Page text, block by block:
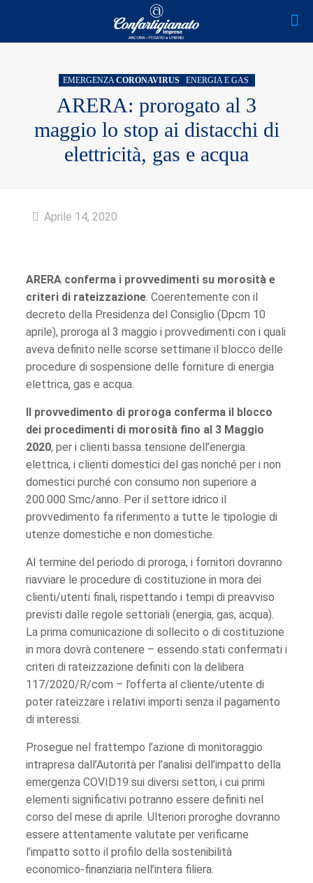
EMERGENZACORONAVIRUS ENERGIA E GAS
ARERA: prorogato al 3
maggio lo stop ai distacchi di
elettricità, gas e acqua
Aprile 14, 2020
ARERA conferma i provvedimenti su morosità e
criteri di rateizzazione. Coerentemente con il
decreto della Presidenza del Consiglio (Dpcm 10
aprile), proroga al 3 maggio i provvedimenti con i quali
aveva definito nelle scorse settimane il blocco delle
procedure di sospensione delle forniture di energia
elettrica, gas e acqua.
Il provvedimento di proroga conferma il blocco
dei procedimenti di morosità fino al 3 Maggio
2020, per i clienti bassa tensione dell’energia
elettrica, i clienti domestici del gas nonché per i non
domestici purché con consumo non superiore a
200.000 Smc/anno. Per il settore idrico il
provvedimento fa riferimento a tutte le tipologie di
utenze domestiche e non domestiche.
Al termine del periodo di proroga, i fornitori dovranno
riavviare le procedure di costituzione in mora dei
clienti/utenti finali, rispettando i tempi di preavviso
previsti dalle regole settoriali (energia, gas, acqua).
La prima comunicazione di sollecito o di costituzione
in mora dovrà contenere – essendo stati confermati i
criteri di rateizzazione definiti con la delibera
117/2020/R/com – l’offerta al cliente/utente di
poter rateizzare i relativi importi senza il pagamento
di interessi.
Prosegue nel frattempo l’azione di monitoraggio
intrapresa dall’Autorità per l’analisi dell’impatto della
emergenza COVID19 sui diversi settori, i cui primi
elementi significativi potranno essere definiti nel
corso del mese di aprile. Ulteriori proroghe dovranno
essere attentamente valutate per verificarne
l’impatto sotto il profilo della sostenibilità
economico-finanziaria nell’intera filiera.